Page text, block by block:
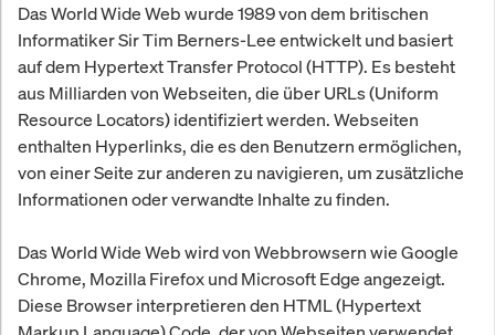
Das World Wide Web wurde 1989 von dem britischen
Informatiker Sir Tim Berners-Lee entwickelt und basiert
auf dem Hypertext Transfer Protocol (HTTP). Es besteht
aus Milliarden von Webseiten, die über URLs (Uniform
Resource Locators) identifiziert werden. Webseiten
enthalten Hyperlinks, die es den Benutzern ermöglichen,
von einer Seite zur anderen zu navigieren, um zusätzliche
Informationen oder verwandte Inhalte zu finden.
Das World Wide Web wird von Webbrowsern wie Google
Chrome, Mozilla Firefox und Microsoft Edge angezeigt.
Diese Browser interpretieren den HTML (Hypertext